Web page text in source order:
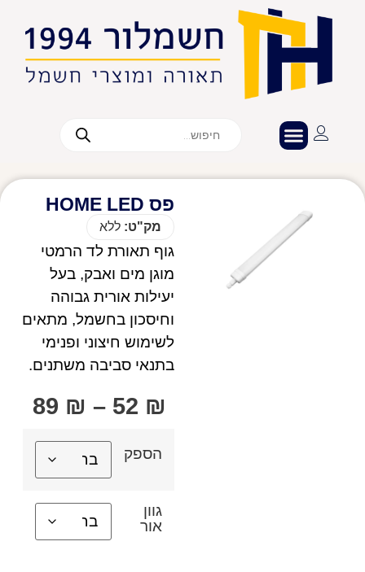
פס HOME LED
מק"ט: ללא
גוף תאורת לד הרמטי
מוגן מים ואבק, בעל
יעילות אורית גבוהה
וחיסכון בחשמל, מתאים
לשימוש חיצוני ופנימי
בתנאי סביבה משתנים.
52 ₪
–
89 ₪
הספק
גוון
אור